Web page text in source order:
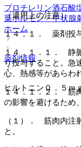
プロチレリン酒石酸
葉ホルモン > 甲状腺
ホーム
薬剤情報
ヒルトニン０．５ｍ
（適用上の注意）
１４．１． 薬剤投
１４．１．１． 静
り投与すること。急
心、熱感等があらわ
１４．１．２． 筋
の影響を避けるため
（１）． 筋肉内注
と。